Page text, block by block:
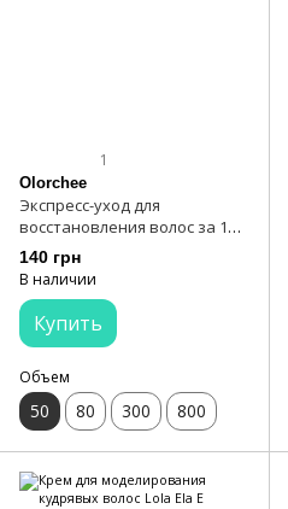
1
Olorchee
Экспресс-уход для
восстановления волос за 1
минуту Olorchee Recovery
Cream One Minute Repair 50
140 грн
В наличии
Купить
Объем
50 80 300 800